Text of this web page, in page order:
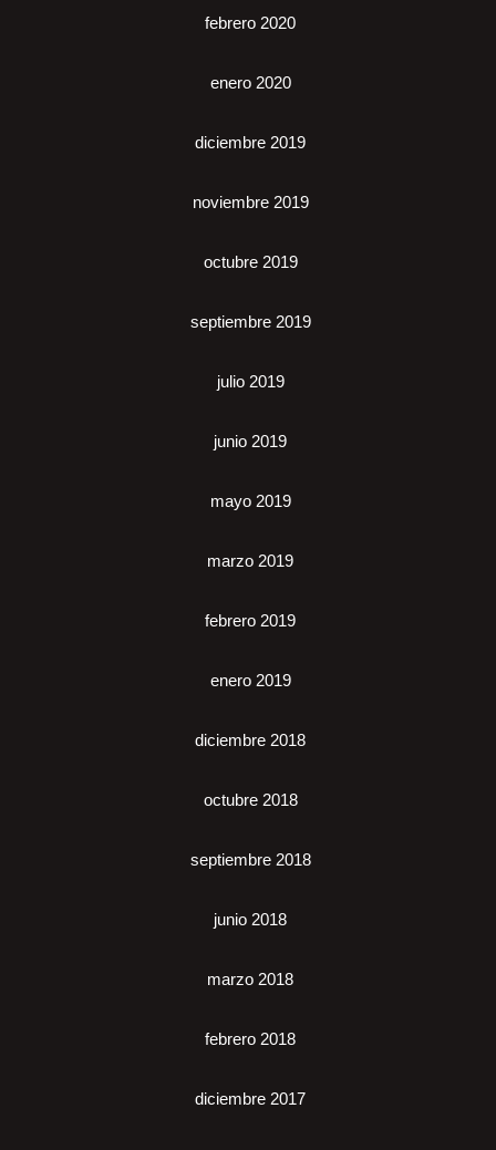
febrero 2020
enero 2020
diciembre 2019
noviembre 2019
octubre 2019
septiembre 2019
julio 2019
junio 2019
mayo 2019
marzo 2019
febrero 2019
enero 2019
diciembre 2018
octubre 2018
septiembre 2018
junio 2018
marzo 2018
febrero 2018
diciembre 2017